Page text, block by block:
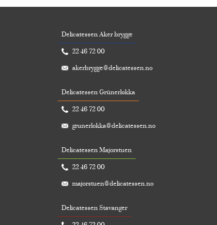
Delicatessen Aker brygge
22 46 72 00
akerbrygge@delicatessen.no
Delicatessen Grünerløkka
22 46 72 00
grunerlokka@delicatessen.no
Delicatessen Majorstuen
22 46 72 00
majorstuen@delicatessen.no
Delicatessen Stavanger